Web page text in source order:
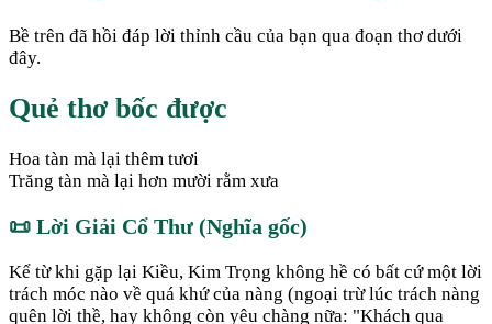
Bề trên đã hồi đáp lời thỉnh cầu của bạn qua đoạn thơ dưới
đây.
Quẻ thơ bốc được
Hoa tàn mà lại thêm tươi
Trăng tàn mà lại hơn mười rằm xưa
📜 Lời Giải Cổ Thư (Nghĩa gốc)
Kể từ khi gặp lại Kiều, Kim Trọng không hề có bất cứ một lời
trách móc nào về quá khứ của nàng (ngoại trừ lúc trách nàng
quên lời thề, hay không còn yêu chàng nữa: "Khách qua